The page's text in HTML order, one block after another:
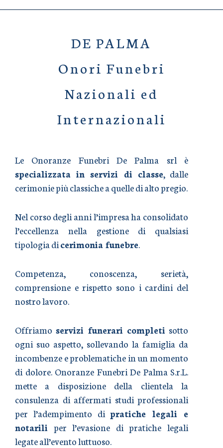
DE PALMA
Onori Funebri
Nazionali ed
Internazionali
Le Onoranze Funebri De Palma srl è
specializzata in servizi di classe, dalle
cerimonie più classiche a quelle di alto pregio.
Nel corso degli anni l’impresa ha consolidato
l’eccellenza nella gestione di qualsiasi
tipologia dicerimonia funebre.
Competenza, conoscenza, serietà,
comprensione e rispetto sono i cardini del
nostro lavoro.
Offriamo servizi funerari completi sotto
ogni suo aspetto, sollevando la famiglia da
incombenze e problematiche in un momento
di dolore. Onoranze Funebri De Palma S.r.L.
mette a disposizione della clientela la
consulenza di affermati studi professionali
per l’adempimento dipratiche legali e
notarili per l’evasione di pratiche legali
legate all’evento luttuoso.